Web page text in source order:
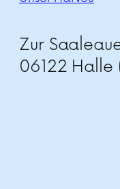
Zur
06122 Halle